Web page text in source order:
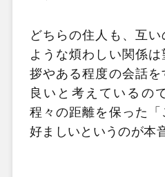
どちらの住人も、互
ような煩わしい関係
拶やある程度の会話
良いと考えているの
程々の距離を保った
好ましいというのが本